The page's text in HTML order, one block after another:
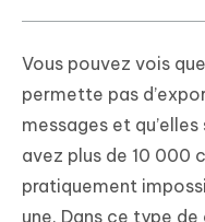
Vous pouvez vois
permette pas
messages et
avez plus de 10 000
pratiquement
une. Dans ce type